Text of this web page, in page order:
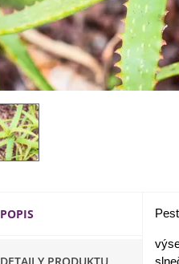
BIO Kaleráb Dyna - Brassica
oleracea var....
Zornica plnokvetá Amarantia -
7,05 €
POPIS